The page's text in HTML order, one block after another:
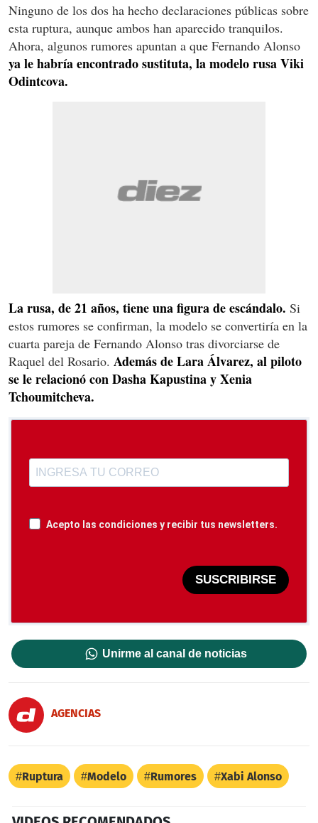
Ninguno de los dos ha hecho declaraciones públicas sobre
esta ruptura, aunque ambos han aparecido tranquilos.
Ahora, algunos rumores apuntan a que Fernando Alonso
ya le habría encontrado sustituta, la modelo rusa Viki
Odintcova.
La rusa, de 21 años, tiene una figura de escándalo. Si
estos rumores se confirman, la modelo se convertiría en la
cuarta pareja de Fernando Alonso tras divorciarse de
Raquel del Rosario. Además de Lara Álvarez, al piloto
se le relacionó con Dasha Kapustina y Xenia
Tchoumitcheva.
Acepto las condiciones y recibir tus newsletters.
SUSCRIBIRSE
Unirme al canal de noticias
AGENCIAS
Ruptura Modelo Rumores Xabi Alonso